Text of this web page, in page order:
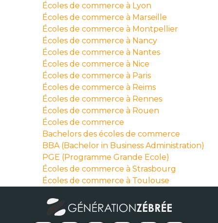
Écoles de commerce à Lyon
Écoles de commerce à Marseille
Écoles de commerce à Montpellier
Écoles de commerce à Nancy
Écoles de commerce à Nantes
Écoles de commerce à Nice
Écoles de commerce à Paris
Écoles de commerce à Reims
Écoles de commerce à Rennes
Écoles de commerce à Rouen
Écoles de commerce
Bachelors des écoles de commerce
BBA (Bachelor in Business Administration)
PGE (Programme Grande Ecole)
Écoles de commerce à Strasbourg
Écoles de commerce à Toulouse